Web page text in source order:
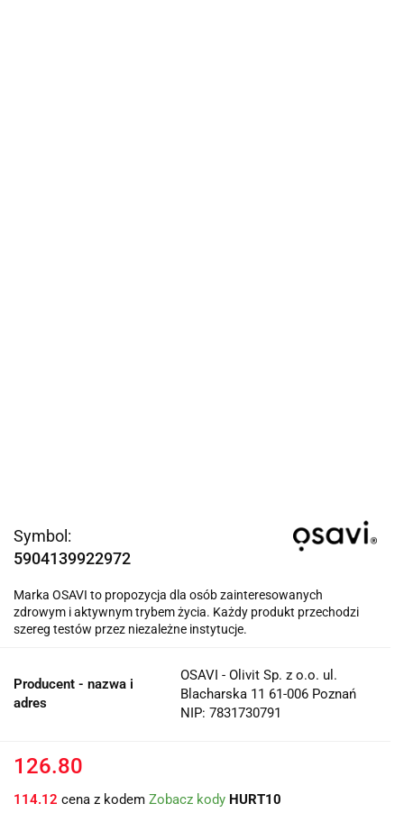
Symbol:
5904139922972
Marka OSAVI to propozycja dla osób zainteresowanych
zdrowym i aktywnym trybem życia. Każdy produkt przechodzi
szereg testów przez niezależne instytucje.
Producent - nazwa i
adres
OSAVI - Olivit Sp. z o.o. ul.
Blacharska 11 61-006 Poznań
NIP: 7831730791
126.80
114.12 cena z kodem Zobacz kody HURT10